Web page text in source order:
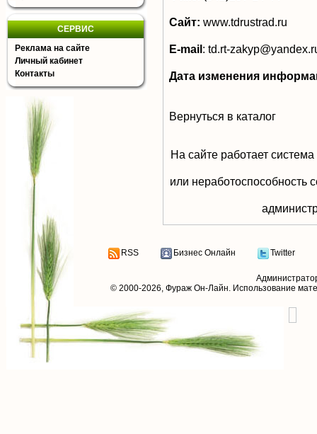
СЕРВИС
Реклама на сайте
Личный кабинет
Контакты
Сайт: www.tdrustrad.ru
E-mail: td.rt-
Дата изменения
Вернуться в каталог
На сайте работает
или неработоспособность
RSS Бизнес Онлайн Twitter
© 2000-2026, Фураж Он-Лайн. Использование